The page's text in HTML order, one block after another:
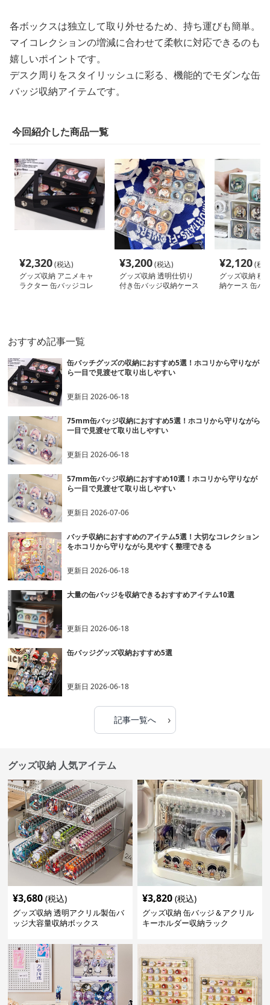
各ボックスは独立して取り外せるため、持ち運びも簡単。
マイコレクションの増減に合わせて柔軟に対応できるのも
嬉しいポイントです。
デスク周りをスタイリッシュに彩る、機能的でモダンな缶
バッジ収納アイテムです。
今回紹介した商品一覧
¥2,320(税込)
グッズ収納 アニメキャ
ラクター 缶バッジコレ
¥3,200(税込)
グッズ収納 透明仕切り
付き缶バッジ収納ケース
¥2,120(税
グッズ収納 積
納ケース 缶バ
おすすめ記事一覧
缶バッチグッズの収納におすすめ5選！ホコリから守りなが
ら一目で見渡せて取り出しやすい
更新日2026-06-18
75mm缶バッジ収納におすすめ5選！ホコリから守りながら
一目で見渡せて取り出しやすい
更新日2026-06-18
57mm缶バッジ収納におすすめ10選！ホコリから守りなが
ら一目で見渡せて取り出しやすい
更新日2026-07-06
バッチ収納におすすめのアイテム5選！大切なコレクション
をホコリから守りながら見やすく整理できる
更新日2026-06-18
大量の缶バッジを収納できるおすすめアイテム10選
更新日2026-06-18
缶バッジグッズ収納おすすめ5選
更新日2026-06-18
記事一覧へ ›
グッズ収納 人気アイテム
¥3,680 (税込)
グッズ収納 透明アクリル製缶バ
ッジ大容量収納ボックス
¥3,820 (税込)
グッズ収納 缶バッジ＆アクリル
キーホルダー収納ラック